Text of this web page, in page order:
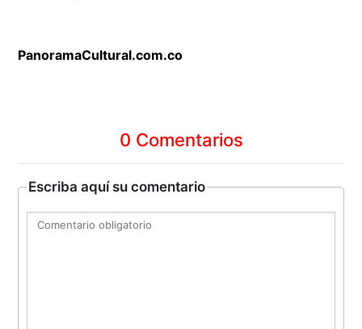
PanoramaCultural.com.co
0 Comentarios
Escriba aquí su comentario